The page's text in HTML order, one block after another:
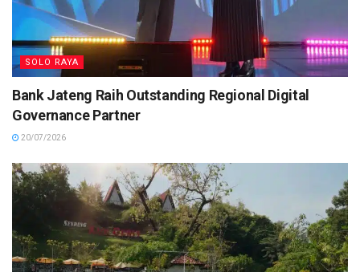
SOLO RAYA
Bank Jateng Raih Outstanding Regional Digital
Governance Partner
20/07/2026